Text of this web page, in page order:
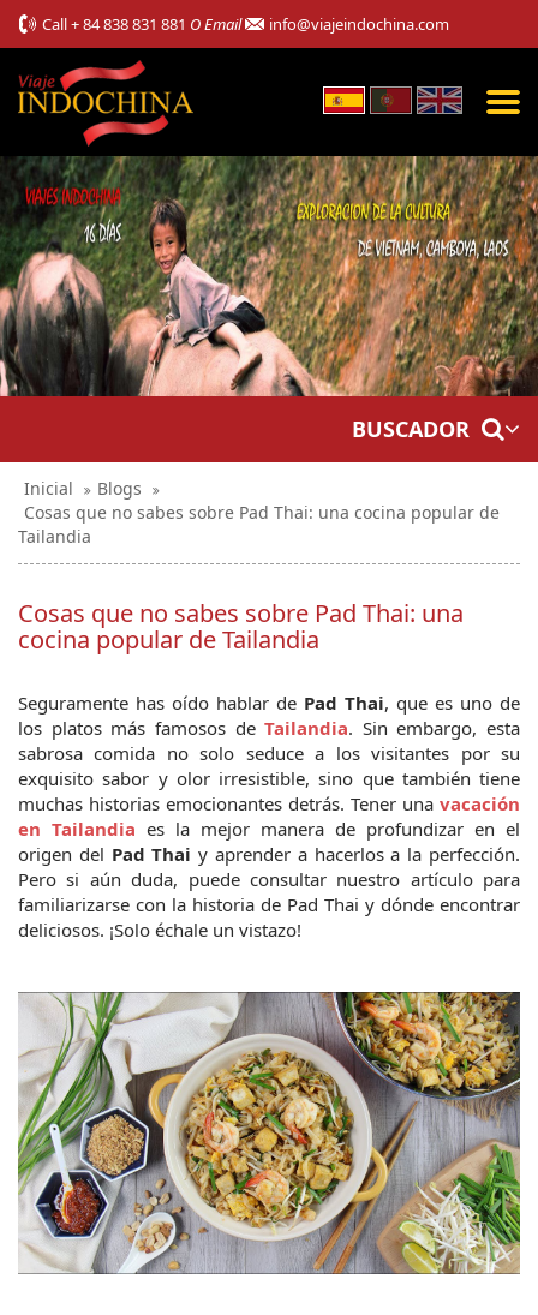
Call+ 84 838 831 881 O Email info@viajeindochina.com
BUSCADOR
Inicial
Blogs
Cosas que no sabes sobre Pad Thai: una cocina popular de
Tailandia
Cosas que no sabes sobre Pad Thai: una
cocina popular de Tailandia
Seguramente has oído hablar de Pad Thai, que es uno de
los platos más famosos de Tailandia. Sin embargo, esta
sabrosa comida no solo seduce a los visitantes por su
exquisito sabor y olor irresistible, sino que también tiene
muchas historias emocionantes detrás. Tener una vacación
en Tailandia es la mejor manera de profundizar en el
origen del Pad Thai y aprender a hacerlos a la perfección.
Pero si aún duda, puede consultar nuestro artículo para
familiarizarse con la historia de Pad Thai y dónde encontrar
deliciosos. ¡Solo échale un vistazo!